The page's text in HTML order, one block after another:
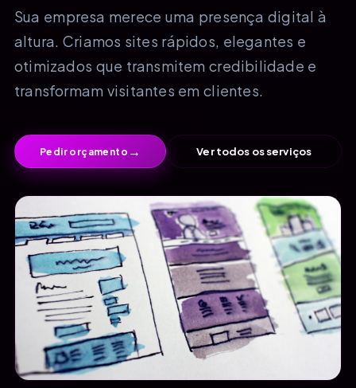
Sua empresa merece uma presença digital à
altura. Criamos sites rápidos, elegantes e
otimizados que transmitem credibilidade e
transformam visitantes em clientes.
Pedir orçamento → Ver todos os serviços